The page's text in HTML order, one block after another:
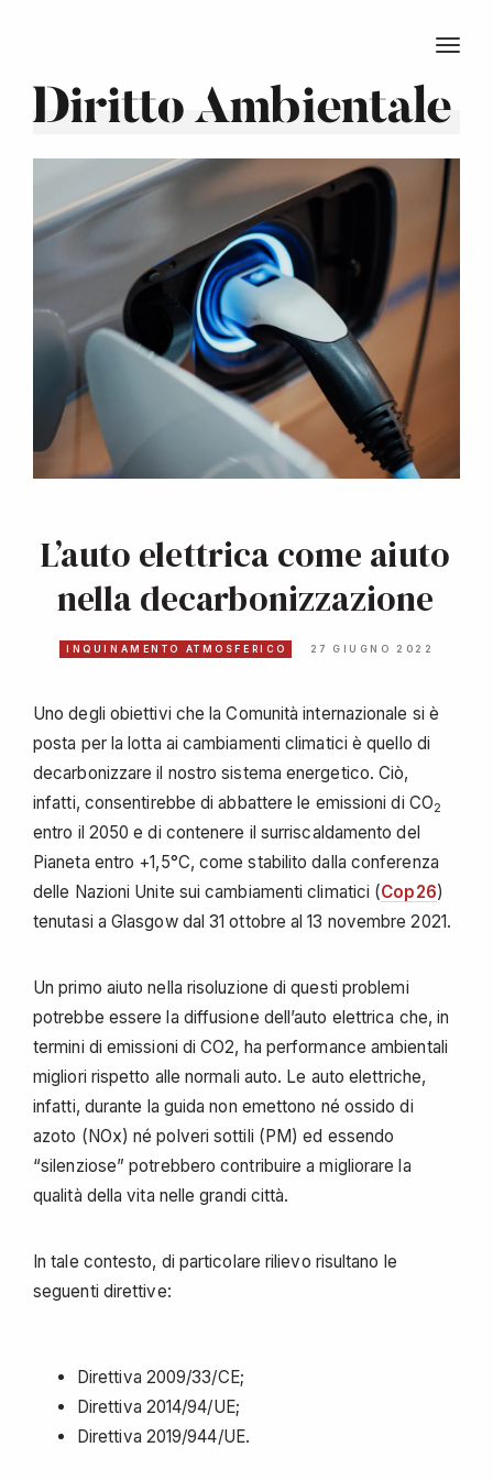
Diritto Ambientale
L’auto elettrica come aiuto
nella decarbonizzazione
INQUINAMENTO ATMOSFERICO 27 GIUGNO 2022
Uno degli obiettivi che la Comunità internazionale si è
posta per la lotta ai cambiamenti climatici è quello di
decarbonizzare il nostro sistema energetico. Ciò,
infatti, consentirebbe di abbattere le emissioni di CO2
entro il 2050 e di contenere il surriscaldamento del
Pianeta entro +1,5°C, come stabilito dalla conferenza
delle Nazioni Unite sui cambiamenti climatici (Cop26)
tenutasi a Glasgow dal 31 ottobre al 13 novembre 2021.
Un primo aiuto nella risoluzione di questi problemi
potrebbe essere la diffusione dell’auto elettrica che, in
termini di emissioni di CO2, ha performance ambientali
migliori rispetto alle normali auto. Le auto elettriche,
infatti, durante la guida non emettono né ossido di
azoto (NOx) né polveri sottili (PM) ed essendo
“silenziose” potrebbero contribuire a migliorare la
qualità della vita nelle grandi città.
In tale contesto, di particolare rilievo risultano le
seguenti direttive:
Direttiva 2009/33/CE;
Direttiva 2014/94/UE;
Direttiva 2019/944/UE.